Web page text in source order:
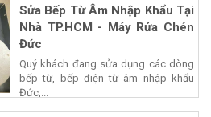
Sửa Bếp Từ Âm Nhập Khẩu Tại
Nhà TP.HCM - Máy Rửa Chén
Đức
Quý khách đang sửa dụng các dòng
bếp từ, bếp điện từ âm nhập khẩu
Đức,...